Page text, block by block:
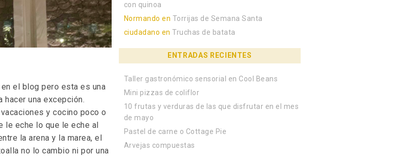
el blog pero esta es una
una excepción.
y cocino poco o
le eche lo que le eche al
la arena y la marea, el
no lo cambio ni por una
con quinoa
Normando en Torrijas de Semana Santa
ciudadano enTruchas de batata
ENTRADAS RECIENTES
Taller gastronómico sensorial en Cool Beans
Mini pizzas de coliflor
10 frutas y verduras de las que disfrutar en el mes
de mayo
Pastel de carne o Cottage Pie
Arvejas compuestas